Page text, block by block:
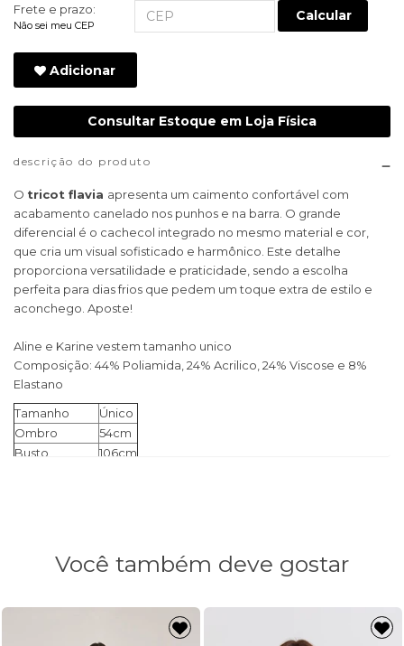
Frete e prazo:
Não sei meu CEP
Calcular
Adicionar
Consultar Estoque em Loja Física
descrição do produto
O tricot flavia apresenta um caimento confortável com
acabamento canelado nos punhos e na barra. O grande
diferencial é o cachecol integrado no mesmo material e cor,
que cria um visual sofisticado e harmônico. Este detalhe
proporciona versatilidade e praticidade, sendo a escolha
perfeita para dias frios que pedem um toque extra de estilo e
aconchego. Aposte!
Aline e Karine vestem tamanho unico
Composição: 44% Poliamida, 24% Acrilico, 24% Viscose e 8%
Elastano
Tamanho
Único
Ombro
54cm
Busto
106cm
Você também deve gostar